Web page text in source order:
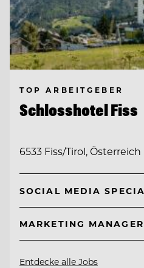
TOP ARBEITGEBER
Schlosshotel Fiss
6533 Fiss/Tirol, Österreich
SOCIAL MEDIA
MARKETING
Entdecke alle Jobs